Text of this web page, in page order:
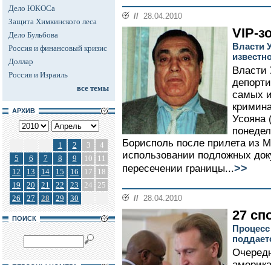
Дело ЮКОСа
Защита Химкинского леса
Дело Бульбова
Россия и финансовый кризис
Доллар
Россия и Израиль
все темы
АРХИВ
1 2 3
4
5
6 7 8 9 10
11
12
13 14 15 16 17
18
19
20 21 22 23 24 25
26
27 28 29 30
ПОИСК
// 28.04.2010
VIP-
Власти
Власти
самых
Усояна
Борисполь после прилета из
использовании подложных
пересечении границы...>>
// 28.04.2010
27